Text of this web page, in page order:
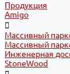
Продукция
Amigo
Массивный
Массивный
Инженерная
StoneWood